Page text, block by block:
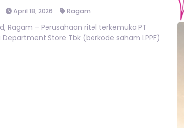
April 18, 2026 Ragam
Ragam – Perusahaan ritel terkemuka PT
Department Store Tbk (berkode saham LPPF)